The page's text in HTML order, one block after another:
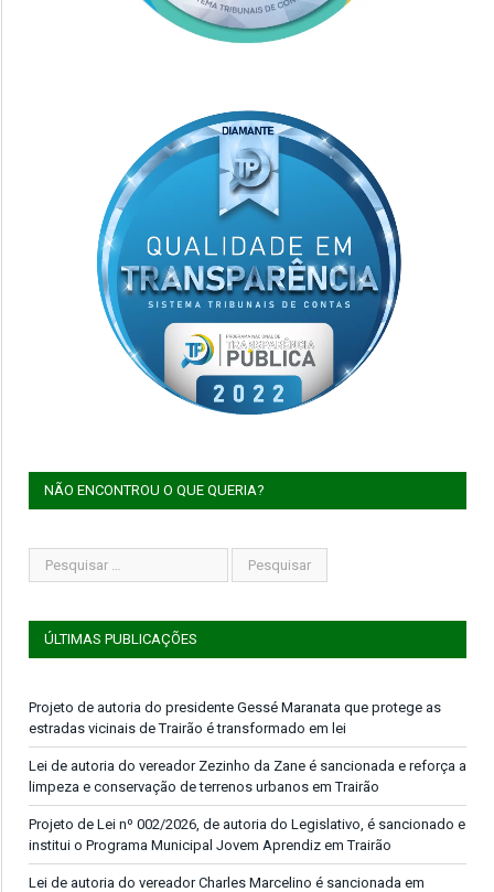
NÃO ENCONTROU O QUE QUERIA?
ÚLTIMAS PUBLICAÇÕES
Projeto de autoria do presidente Gessé Maranata que protege as
estradas vicinais de Trairão é transformado em lei
Lei de autoria do vereador Zezinho da Zane é sancionada e reforça a
limpeza e conservação de terrenos urbanos em Trairão
Projeto de Lei nº 002/2026, de autoria do Legislativo, é sancionado e
institui o Programa Municipal Jovem Aprendiz em Trairão
Lei de autoria do vereador Charles Marcelino é sancionada em